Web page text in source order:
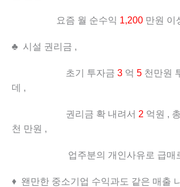
요즘 월 순수익 1,200 만원 이
♣ 시설 권리금 ,
초기 투자금 3 억 5 천만원
데 ,
권리금 확 내려서 2 억원 ,
천 만원 ,
업주분의 개인사유로 급매로
♦ 왠만한 중소기업 수익과도 같은 매출